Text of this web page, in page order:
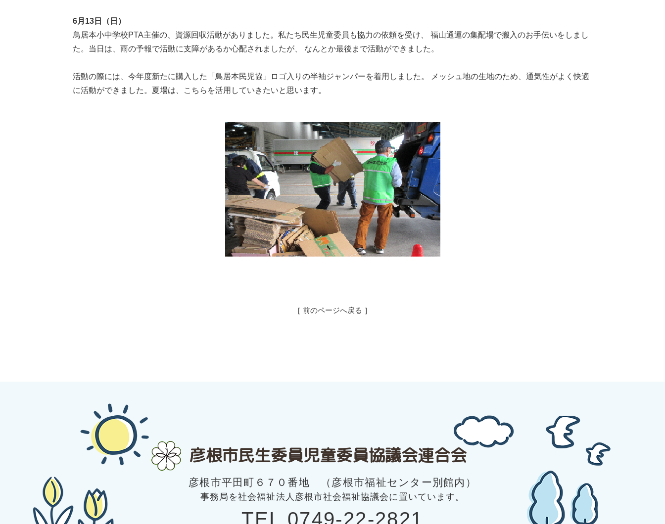
6月13日（日）
鳥居本小中学校PTA主催の、資源回収活動がありました。私たち民生児童委員も協力の依頼を受け、 福山通運の集配場で搬入のお手伝いをしまし
た。当日は、雨の予報で活動に支障があるか心配されましたが、 なんとか最後まで活動ができました。
活動の際には、今年度新たに購入した「鳥居本民児協」ロゴ入りの半袖ジャンパーを着用しました。 メッシュ地の生地のため、通気性がよく快適
に活動ができました。夏場は、こちらを活用していきたいと思います。
［ 前のページへ戻る ］
彦根市民生委員児童委員協議会連合会
彦根市平田町６７０番地 （彦根市福祉センター別館内）
事務局を社会福祉法人彦根市社会福祉協議会に置いています。
TEL 0749-22-2821